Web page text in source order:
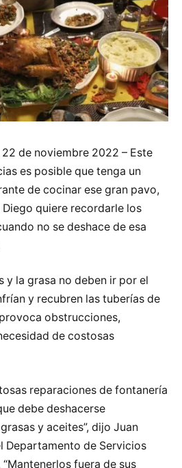
de noviembre 2022 – Este
es posible que tenga un
de cocinar ese gran pavo,
quiere recordarle los
no se deshace de esa
y la grasa no deben ir por el
y recubren las tuberías de
obstrucciones,
de costosas
reparaciones de fontanería
debe deshacerse
y aceites”, dijo Juan
Departamento de Servicios
fuera de sus